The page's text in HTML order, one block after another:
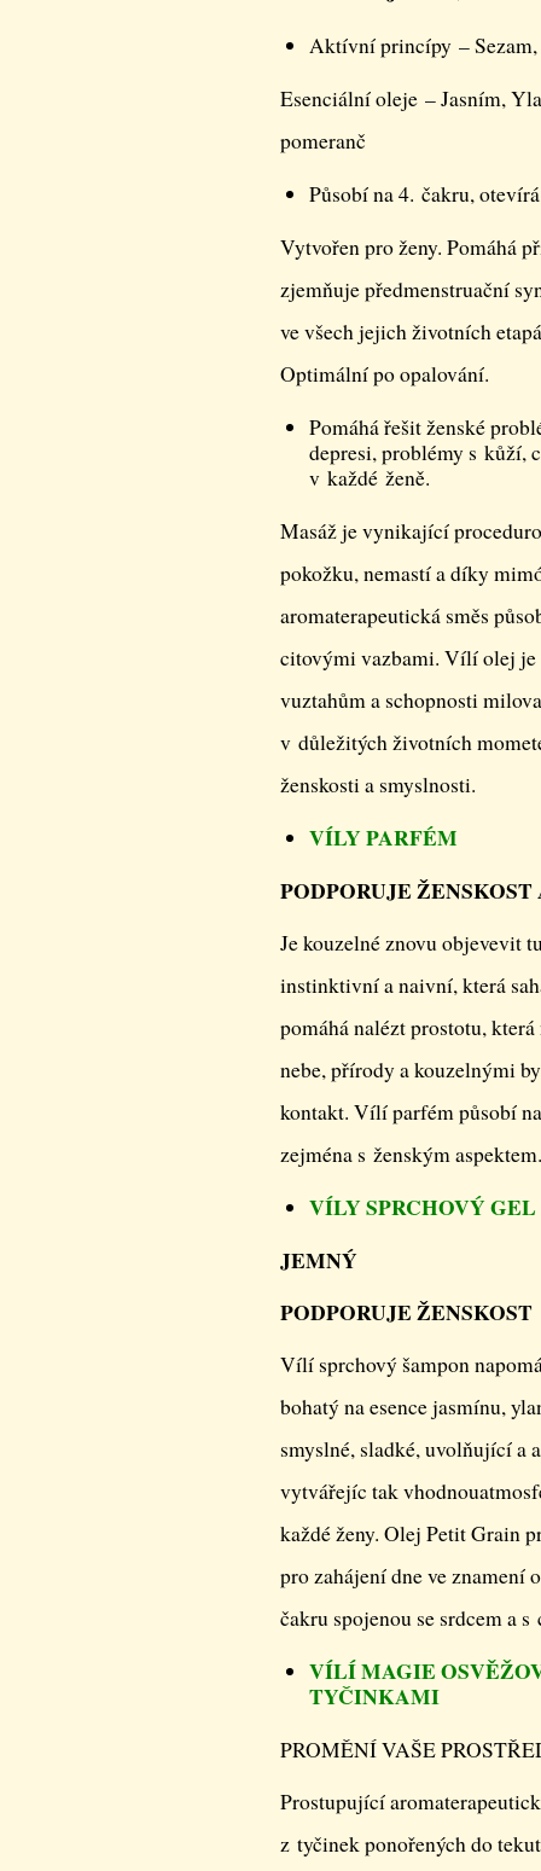
Aktívní princípy – Sezam,
Esenciální oleje – Jasním,
pomeranč
Působí na 4. čakru,
Vytvořen pro ženy. Pomáhá
zjemňuje předmenstruační
ve všech jejich životních
Optimální po opalování.
Pomáhá řešit ženské
depresi, problémy s kůží,
v každé ženě.
Masáž je vynikající
pokožku, nemastí a díky
aromaterapeutická směs
citovými vazbami. Vílí olej je
vuztahům a schopnosti
v důležitých životních
ženskosti a smyslnosti.
VÍLY PARFÉM
PODPORUJE
Je kouzelné znovu objevevit
instinktivní a naivní, která
pomáhá nalézt prostotu,
nebe, přírody a kouzelnými
kontakt. Vílí parfém působí
zejména s ženským aspektem.
VÍLY SPRCHOVÝ
JEMNÝ
PODPORUJE ŽENSKOST
Vílí sprchový šampon
bohatý na esence jasmínu,
smyslné, sladké, uvolňující a
vytvářejíc tak
každé ženy. Olej Petit Grain
pro zahájení dne ve znamení
čakru spojenou se srdcem a
VÍLÍ MAGIE
TYČINKAMI
PROMĚNÍ VAŠE
Prostupující
z tyčinek ponořených do